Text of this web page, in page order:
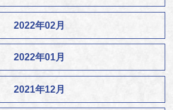
2022年02月
2022年01月
2021年12月